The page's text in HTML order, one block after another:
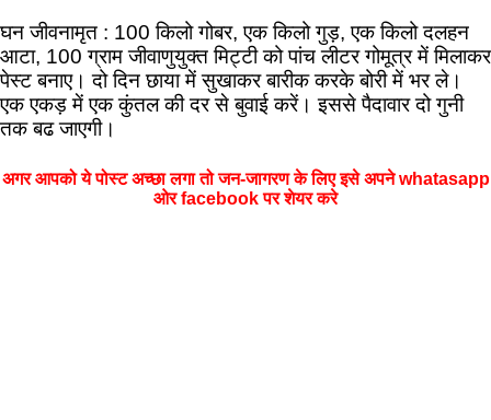
घन जीवनामृत : 100 किलो गोबर, एक किलो गुड़, एक किलो दलहन
आटा, 100 ग्राम जीवाणुयुक्त मिट्टी को पांच लीटर गोमूत्र में मिलाकर
पेस्ट बनाए। दो दिन छाया में सुखाकर बारीक करके बोरी में भर ले।
एक एकड़ में एक कुंतल की दर से बुवाई करें। इससे पैदावार दो गुनी
तक बढ जाएगी।
अगर आपको ये पोस्ट अच्छा लगा तो जन-जागरण के लिए इसे अपने whatasapp
ओर facebook पर शेयर करे